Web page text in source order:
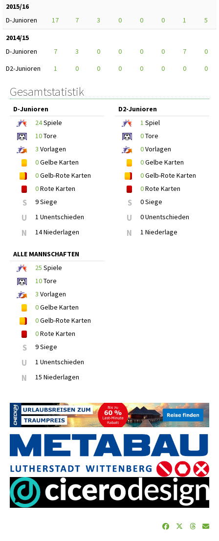
2015/16
D-Junioren
17 7 3 0 0 0 1
5
2014/15
D-Junioren
7 3 0 0 0 0 7
0
D2-Junioren
1 0 0 0 0 0 0 0
Gesamtstatistik
D-Junioren
24Spiele
10Tore
3 Vorlagen
0Gelbe Karten
0Gelb-Rote Karten
0Rote Karten
S 9 Siege
U 1 Unentschieden
N 14 Niederlagen
D2-Junioren
1 Spiel
0Tore
0Vorlagen
0Gelbe Karten
0Gelb-Rote Karten
0Rote Karten
S 0 Siege
U 0 Unentschieden
N 1 Niederlage
ALLE MANNSCHAFTEN
25 Spiele
10Tore
3 Vorlagen
0Gelbe Karten
0Gelb-Rote Karten
0Rote Karten
S 9 Siege
U 1 Unentschieden
N 15 Niederlagen